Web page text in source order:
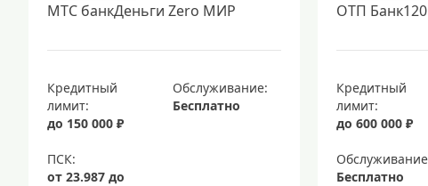
МТС банкДеньги Zero МИР
Кредитный
лимит:
до 150 000 ₽
Обслуживание:
Бесплатно
ОТП
Кредитный
лимит:
до 600 000 ₽
Бесплатно